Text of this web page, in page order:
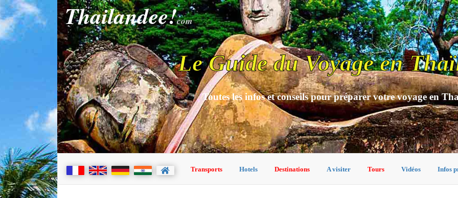
Thailandee!com
Le Guide du Voyage en
Toutes les infos et conseils pour préparer votre voyage en
Transports Hotels Destinations A visiter Tours Vidéos Infos